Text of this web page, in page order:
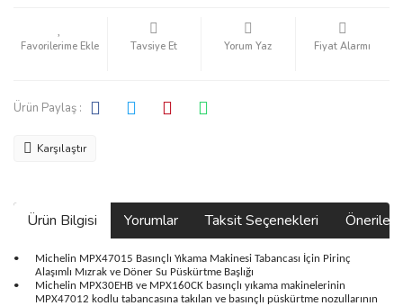
Tavsiye Et Yorum Yaz Fiyat Alarmı
Ürün Paylaş :
Karşılaştır
Ürün Bilgisi Yorumlar Taksit Seçenekleri
•
Michelin MPX47015 Basınçlı Yıkama Makinesi Tabancası İçin Pirinç
Alaşımlı Mızrak ve Döner Su Püskürtme Başlığı
•
Michelin MPX30EHB ve MPX160CK basınçlı yıkama makinelerinin
MPX47012 kodlu tabancasına takılan ve basınçlı püskürtme nozullarının